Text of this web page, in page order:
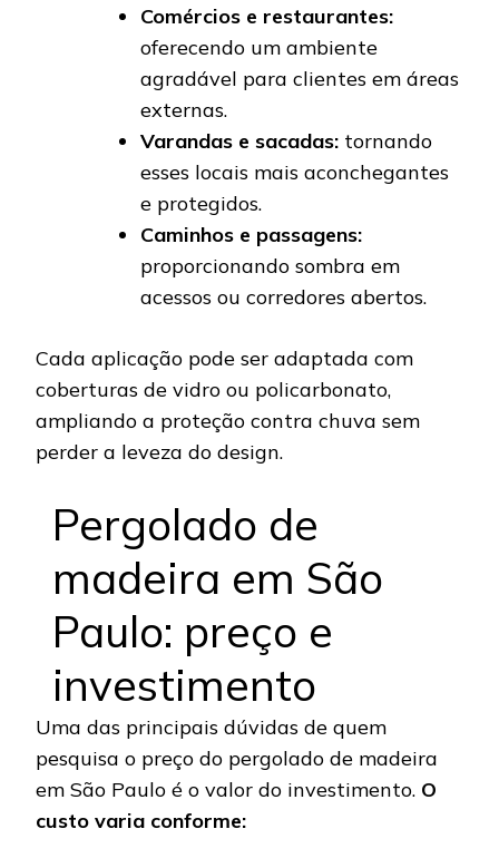
Comércios e restaurantes:
oferecendo um ambiente
agradável para clientes em áreas
externas.
Varandas e sacadas: tornando
esses locais mais aconchegantes
e protegidos.
Caminhos e passagens:
proporcionando sombra em
acessos ou corredores abertos.
Cada aplicação pode ser adaptada com
coberturas de vidro ou policarbonato,
ampliando a proteção contra chuva sem
perder a leveza do design.
Pergolado de
madeira em São
Paulo: preço e
investimento
Uma das principais dúvidas de quem
pesquisa o preço do pergolado de madeira
em São Paulo é o valor do investimento. O
custo varia conforme: